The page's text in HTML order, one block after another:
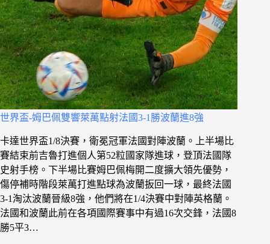
世界盃-姆巴佩雙響萊萬點射法國3-1勝波蘭進8強
卡達世界盃1/8決賽，衛冕冠軍法國對陣波蘭。上半場比
賽結束前吉魯打進個人第52粒國家隊進球，登頂法國隊
史射手榜。下半場比賽姆巴佩梅開二度擴大領先優勢，
傷停補時階段萊萬打進點球為波蘭扳回一球，最終法國
3-1淘汰波蘭晉級8強，他們將在1/4決賽中對陣英格蘭。
法國和波蘭此前在各項國際賽事中有過16次交鋒，法國8
勝5平3…